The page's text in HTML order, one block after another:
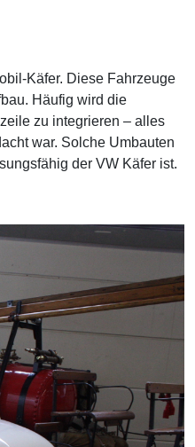
Käfer. Diese Fahrzeuge
Häufig wird die
zu integrieren – alles
war. Solche Umbauten
der VW Käfer ist.